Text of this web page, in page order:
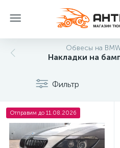
Обвесы на
Накладки на
Фильтр
Отправим до 11.08.2026